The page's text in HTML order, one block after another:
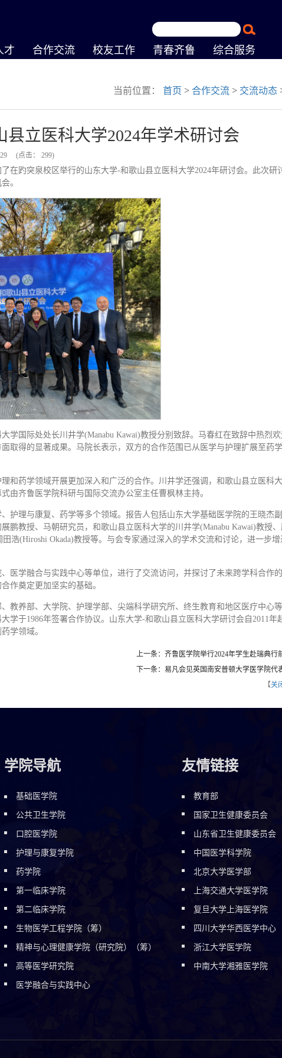
才 合作交流 校友工作 青春齐鲁 综合服务
当前位置： 首页 >合作交流 > 交流动态
立医科大学2024年学术研讨会
(点击： 299)
在趵突泉校区举行的山东大学-和歌山县立医科大学2024年研讨会。此次研
。
国际处处长川井学(Manabu Kawai)教授分别致辞。马春红在致辞中热烈
取得的显著成果。马院长表示，双方的合作范围已从医学与护理扩展至药
和药学领域开展更加深入和广泛的合作。川井学还强调，和歌山县立医科
由齐鲁医学院科研与国际交流办公室主任曹枫林主持。
护理与康复、药学等多个领域。报告人包括山东大学基础医学院的王晓杰
教授、马朝研究员，和歌山县立医科大学的川井学(Manabu Kawai)教授
浩(Hiroshi Okada)教授等。与会专家通过深入的学术交流和讨论，进一步
医学融合与实践中心等单位，进行了交流访问，并探讨了未来跨学科合作
作奠定更加坚实的基础。
教养部、大学院、护理学部、尖端科学研究所、终生教育和地区医疗中心
学于1986年签署合作协议。山东大学-和歌山县立医科大学研讨会自2011年
学领域。
上一条：齐鲁医学院举行2024年学生赴瑞典行
下一条：易凡会见英国南安普顿大学医学院代
【关
学院导航
基础医学院
公共卫生学院
口腔医学院
护理与康复学院
药学院
第一临床学院
第二临床学院
生物医学工程学院（筹）
精神与心理健康学院（研究院）（筹）
高等医学研究院
医学融合与实践中心
友情链接
教育部
国家卫生健康委员会
山东省卫生健康委员会
中国医学科学院
北京大学医学部
上海交通大学医学院
复旦大学上海医学院
四川大学华西医学中心
浙江大学医学院
中南大学湘雅医学院